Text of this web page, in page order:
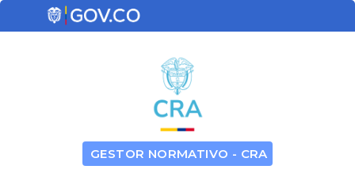
GESTOR NORMATIVO - CRA